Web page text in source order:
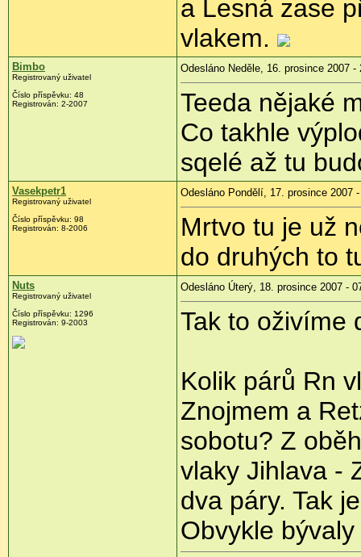
a Lesná zase
vlakem.
Bimbo
Registrovaný uživatel
Číslo příspěvku: 48
Registrován: 2-2007
Odesláno Neděle, 16. prosince 2007 -
Teeda nějaké
Co takhle
sqelé až tu
Vasekpetr1
Registrovaný uživatel
Číslo příspěvku: 98
Registrován: 8-2006
Odesláno Pondělí, 17. prosince 2007 -
Mrtvo tu je už
do druhých to
Nuts
Registrovaný uživatel
Číslo příspěvku: 1296
Registrován: 9-2003
Odesláno Úterý, 18. prosince 2007 -
Tak to oživíme
Kolik párů Rn
Znojmem a
sobotu? Z
vlaky Jihlava -
dva páry. Tak
Obvykle